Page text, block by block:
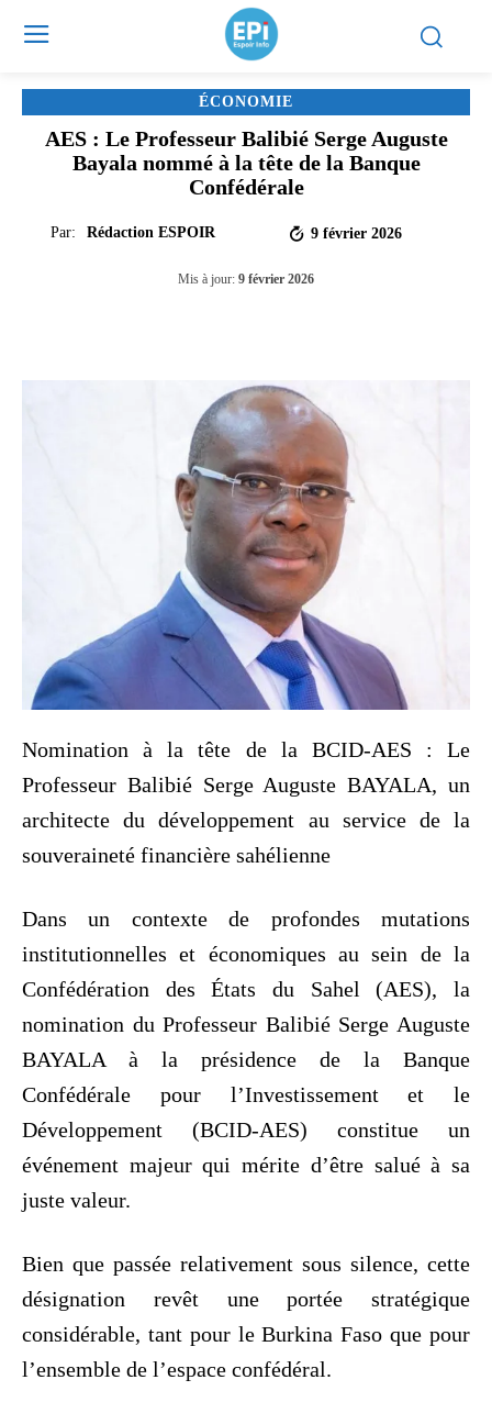
ÉCONOMIE
AES : Le Professeur Balibié Serge Auguste
Bayala nommé à la tête de la Banque
Confédérale
Par: Rédaction ESPOIR 9 février 2026
Mis à jour: 9 février 2026
Nomination à la tête de la BCID-AES : Le
Professeur Balibié Serge Auguste BAYALA, un
architecte du développement au service de la
souveraineté financière sahélienne
Dans un contexte de profondes mutations
institutionnelles et économiques au sein de la
Confédération des États du Sahel (AES), la
nomination du Professeur Balibié Serge Auguste
BAYALA à la présidence de la Banque
Confédérale pour l’Investissement et le
Développement (BCID-AES) constitue un
événement majeur qui mérite d’être salué à sa
juste valeur.
Bien que passée relativement sous silence, cette
désignation revêt une portée stratégique
considérable, tant pour le Burkina Faso que pour
l’ensemble de l’espace confédéral.